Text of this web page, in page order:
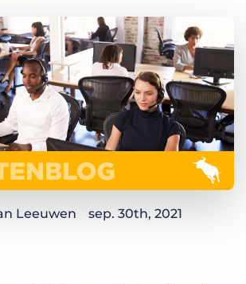
aan Inloggen
Leeuwen sep. 30th, 2021